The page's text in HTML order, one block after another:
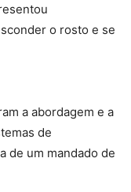
o rosto e se
a abordagem e a
de
de um mandado de